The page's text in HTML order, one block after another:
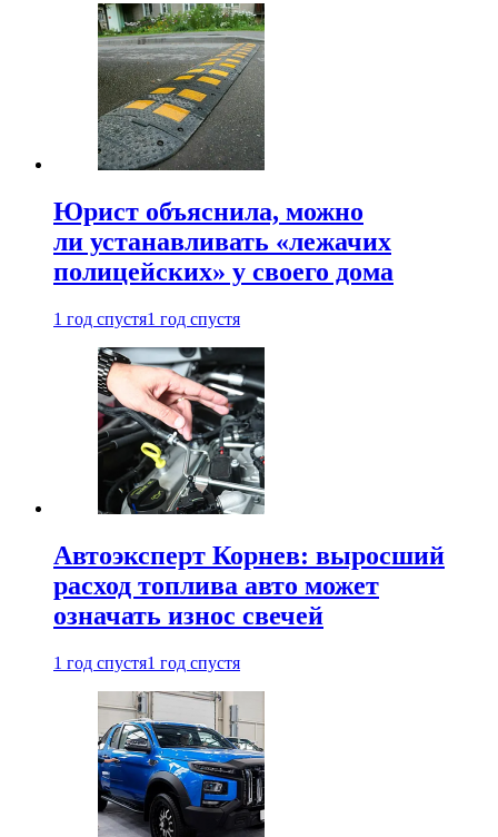
Юрист объяснила, можно
ли устанавливать «лежачих
полицейских» у своего дома
1 год спустя1 год спустя
Автоэксперт Корнев: выросший
расход топлива авто может
означать износ свечей
1 год спустя1 год спустя